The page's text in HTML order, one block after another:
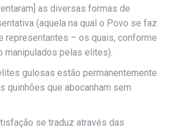
as diversas formas de
(aquela na qual o Povo se faz
representantes – os quais, conforme
manipulados pelas elites).
gulosas estão permanentemente
quinhões que abocanham sem
se traduz através das